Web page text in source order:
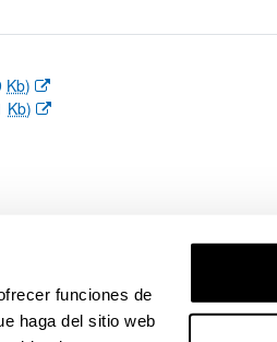
funciones de
haga del sitio web
Kb)
Kb)